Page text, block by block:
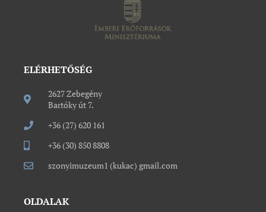
ELÉRHETŐSÉG
2627 Zebegény
Bartóky út 7.
+36 (27) 620 161
+36 (30) 850 8808
szonyimuzeum1 (kukac) gmail.com
OLDALAK